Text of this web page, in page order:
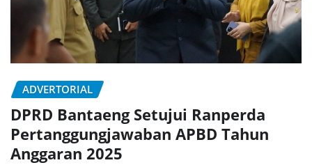
ADVERTORIAL
DPRD Bantaeng Setujui Ranperda
Pertanggungjawaban APBD Tahun
Anggaran 2025